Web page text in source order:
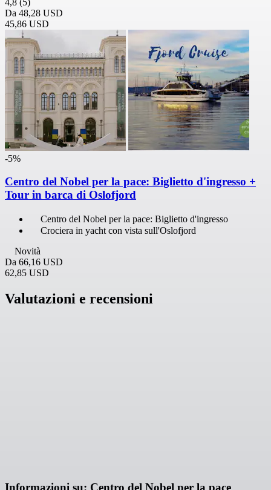
Da 48,28 USD
45,86 USD
-5%
Centro del Nobel per la pace: Biglietto d'ingresso +
Tour in barca di Oslofjord
Centro del Nobel per la pace: Biglietto d'ingresso
Crociera in yacht con vista sull'Oslofjord
Novità
Da 66,16 USD
62,85 USD
Valutazioni e recensioni
Informazioni su: Centro del Nobel per la pace